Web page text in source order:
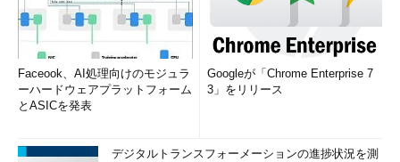
Faceook、AI処理向けのモジュラ
ーハードウェアプラットフォーム
とASICを発表
Googleが「Chrome Enterprise 7
3」をリリース
デジタルトランスフォーメーションの進捗状況を測